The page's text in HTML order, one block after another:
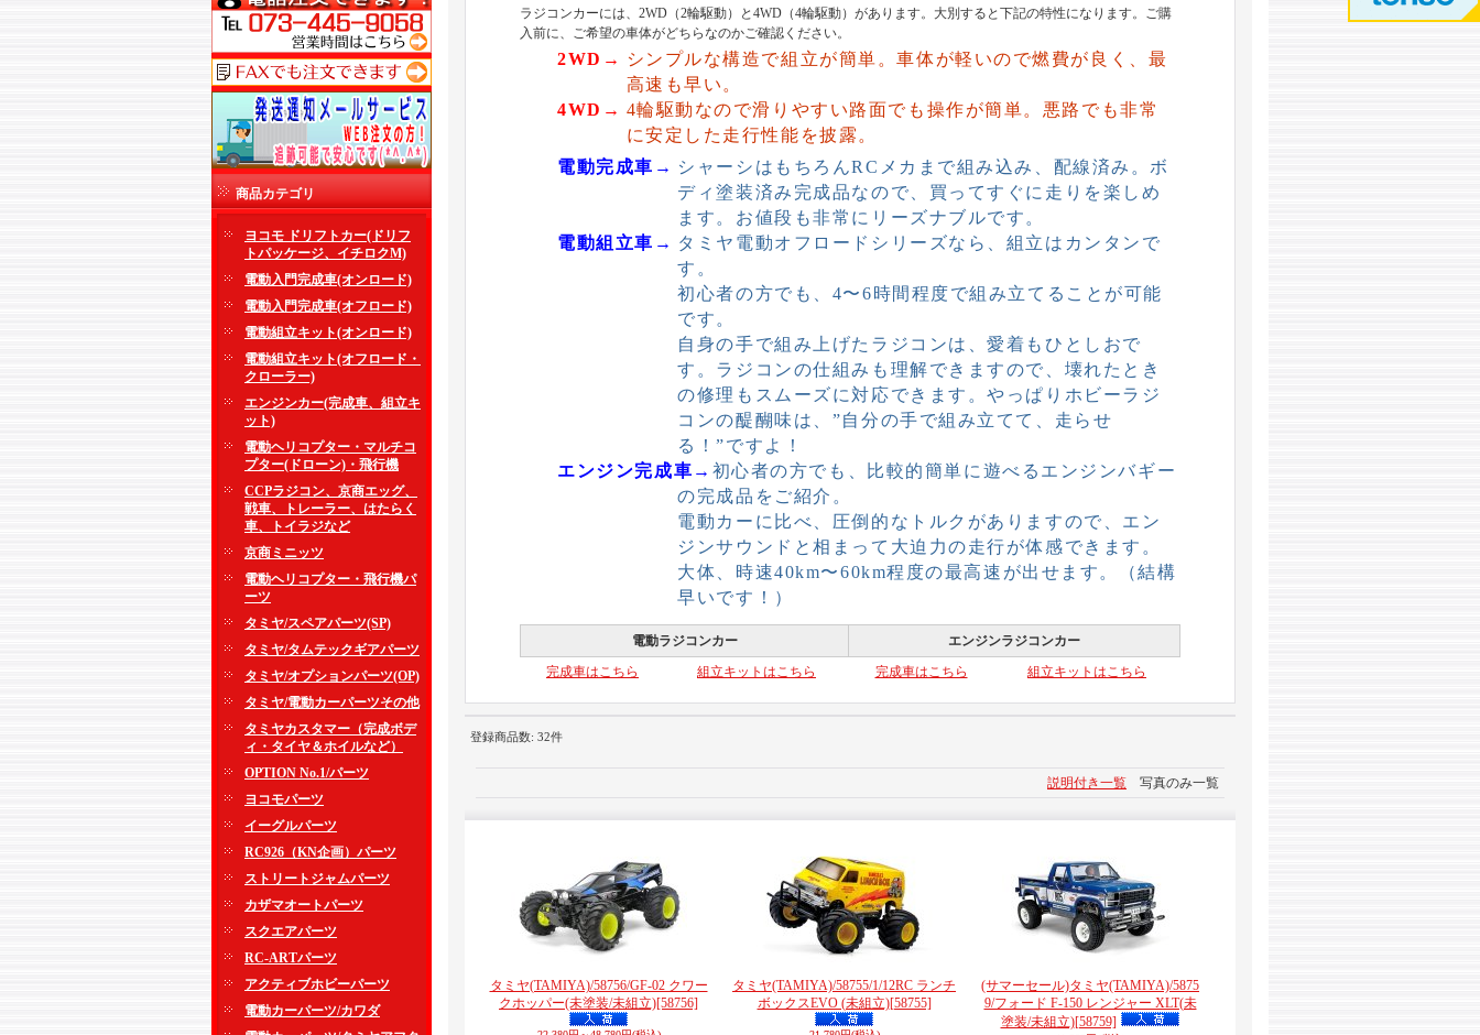
商品カテゴリ
ヨコモ ドリフトカー(ドリフ
トパッケージ、イチロクM)
電動入門完成車(オンロード)
電動入門完成車(オフロード)
電動組立キット(オンロード)
電動組立キット(オフロード・
クローラー)
エンジンカー(完成車、組立キ
ット)
電動ヘリコプター・マルチコ
プター(ドローン)・飛行機
CCPラジコン、京商エッグ、
戦車、トレーラー、はたらく
車、トイラジなど
京商ミニッツ
電動ヘリコプター・飛行機パ
ーツ
タミヤ/スペアパーツ(SP)
タミヤ/タムテックギアパーツ
タミヤ/オプションパーツ(OP)
タミヤ/電動カーパーツその他
タミヤカスタマー（完成ボデ
ィ・タイヤ＆ホイルなど）
OPTION No.1/パーツ
ヨコモパーツ
イーグルパーツ
RC926（KN企画）パーツ
ストリートジャムパーツ
カザマオートパーツ
スクエアパーツ
RC-ARTパーツ
アクティブホビーパーツ
電動カーパーツ/カワダ
ラジコンカーには、2WD（2輪駆動）と4WD（4輪駆動）があります。大別すると下記の特性になります。ご購
入前に、ご希望の車体がどちらなのかご確認ください。
2WD→
シンプルな構造で組立が簡単。車体が軽いので燃費が良く、最
高速も早い。
4WD→ 4輪駆動なので滑りやすい路面でも操作が簡単。悪路でも非常
に安定した走行性能を披露。
電動完成車→ シャーシはもちろんRCメカまで組み込み、配線済み。ボ
ディ塗装済み完成品なので、買ってすぐに走りを楽しめ
ます。お値段も非常にリーズナブルです。
電動組立車→ タミヤ電動オフロードシリーズなら、組立はカンタンで
す。
初心者の方でも、4〜6時間程度で組み立てることが可能
です。
自身の手で組み上げたラジコンは、愛着もひとしおで
す。ラジコンの仕組みも理解できますので、壊れたとき
の修理もスムーズに対応できます。やっぱりホビーラジ
コンの醍醐味は、”自分の手で組み立てて、走らせ
る！”ですよ！
エンジン完成車→ 初心者の方でも、比較的簡単に遊べるエンジンバギー
の完成品をご紹介。
電動カーに比べ、圧倒的なトルクがありますので、エン
ジンサウンドと相まって大迫力の走行が体感できます。
大体、時速40km〜60km程度の最高速が出せます。（結構
早いです！）
電動ラジコンカー
エンジンラジコンカー
完成車はこちら
組立キットはこちら 完成車はこちら 組立キットはこちら
登録商品数: 32件
説明付き一覧 写真のみ一覧
タミヤ(TAMIYA)/58756/GF-02 クワー
クホッパー(未塗装/未組立)[58756]
タミヤ(TAMIYA)/58755/1/12RC ランチ
ボックスEVO (未組立)[58755]
(サマーセール)タミヤ(TAMIYA)/5875
9/フォード F-150 レンジャー XLT(未
塗装/未組立)[58759]